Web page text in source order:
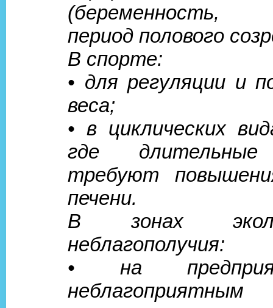
(беременность,
период полового
В спорте:
• для регуляции и
веса;
• в циклических
где длительные
требуют
печени.
В зонах
неблагополучия:
• на
неблагоприятным